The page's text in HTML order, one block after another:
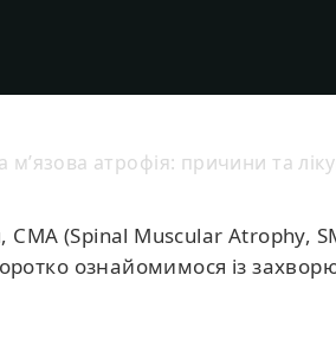
м’язова атрофія: причини та
СМА (Spinal Muscular Atrophy,
коротко ознайомимося із